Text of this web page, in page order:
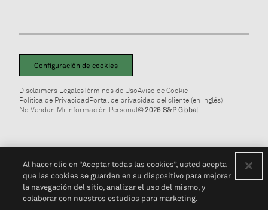
Configuración de cookies
Disclaimers LegalesTérminos de UsoAviso de Cookie
Política de PrivacidadPortal de privacidad del cliente (en inglés)
No Vendan Mi Información Personal© 2026 S&P Global
Al hacer clic en “Aceptar todas las cookies”, usted acepta
que las cookies se guarden en su dispositivo para mejorar
la navegación del sitio, analizar el uso del mismo, y
colaborar con nuestros estudios para marketing.